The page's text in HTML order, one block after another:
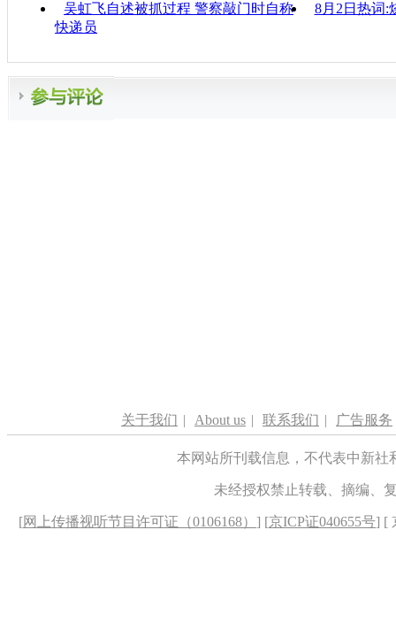
吴虹飞自述被抓过程 警察敲门时自称
快递员
8月2日热词:
关于我们 | About us | 联系我们 | 广告服务
本网站所刊载信息，不代表中新
未经授权禁止转载、摘编、
[网上传播视听节目许可证（0106168） ] [京ICP证040655号] [